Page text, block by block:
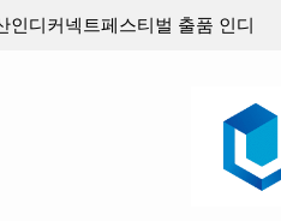
인디커넥트페스티벌 출품 인디